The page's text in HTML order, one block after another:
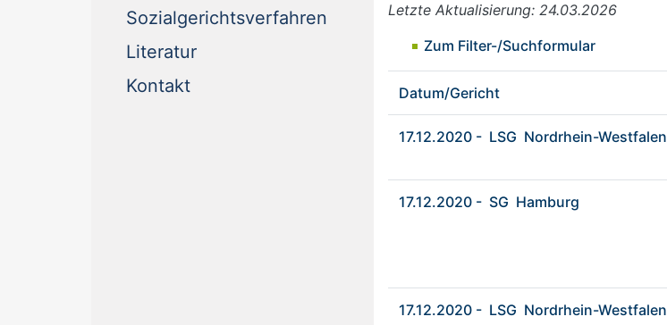
Sozialgerichtsverfahren
Literatur
Kontakt
Letzte Aktualisierung: 24.03.2026
Zum Filter-/Suchformular
Datum/Gericht
17.12.2020 - LSG Nordrhein-Westfalen
17.12.2020 - SG Hamburg
17.12.2020 - LSG Nordrhein-Westfalen